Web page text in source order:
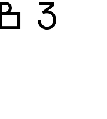
3